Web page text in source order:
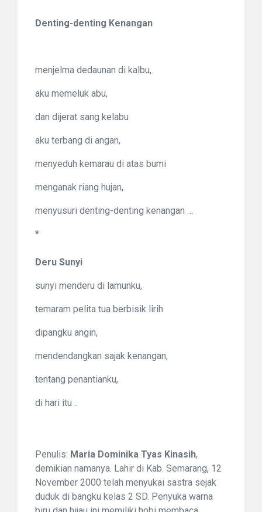
Denting-denting Kenangan
menjelma dedaunan di kalbu,
aku memeluk abu,
dan dijerat sang kelabu
aku terbang di angan,
menyeduh kemarau di atas bumi
menganak riang hujan,
menyusuri denting-denting kenangan …
*
Deru Sunyi
sunyi menderu di lamunku,
temaram pelita tua berbisik lirih
dipangku angin,
mendendangkan sajak kenangan,
tentang penantianku,
di hari itu ..
Penulis: Maria Dominika Tyas Kinasih,
demikian namanya. Lahir di Kab. Semarang, 12
November 2000 telah menyukai sastra sejak
duduk di bangku kelas 2 SD. Penyuka warna